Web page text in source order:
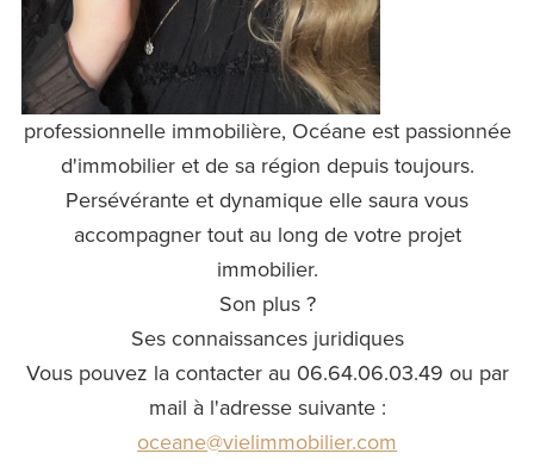
professionnelle immobilière, Océane est passionnée
d'immobilier et de sa région depuis toujours.
Persévérante et dynamique elle saura vous
accompagner tout au long de votre projet
immobilier.
Son plus ?
Ses connaissances juridiques
Vous pouvez la contacter au 06.64.06.03.49 ou par
mail à l'adresse suivante :
oceane@vielimmobilier.com